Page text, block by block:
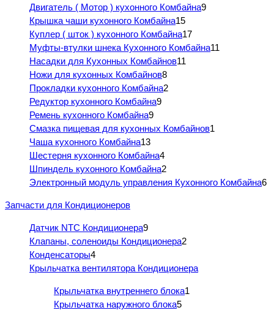
Двигатель ( Мотор ) кухонного Комбайна9
Крышка чаши кухонного Комбайна15
Куплер ( шток ) кухонного Комбайна17
Муфты-втулки шнека Кухонного Комбайна11
Насадки для Кухонных Комбайнов11
Ножи для кухонных Комбайнов8
Прокладки кухонного Комбайна2
Редуктор кухонного Комбайна9
Ремень кухонного Комбайна9
Смазка пищевая для кухонных Комбайнов1
Чаша кухонного Комбайна13
Шестерня кухонного Комбайна4
Шпиндель кухонного Комбайна2
Электронный модуль управления Кухонного Комбайна6
Запчасти для Кондиционеров
Датчик NTC Кондиционера9
Клапаны, соленоиды Кондиционера2
Конденсаторы4
Крыльчатка вентилятора Кондиционера
Крыльчатка внутреннего блока1
Крыльчатка наружного блока5